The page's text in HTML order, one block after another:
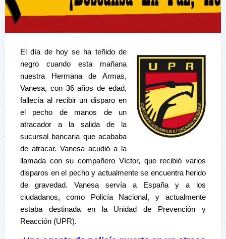
El día de hoy se ha teñido de
negro cuando esta mañana
nuestra Hermana de Armas,
Vanesa, con 36 años de edad,
fallecía al recibir un disparo en
el pecho de manos de un
atracador a la salida de la
sucursal bancaria que acababa
de atracar. Vanesa acudió a la
llamada con su compañero Víctor, que recibió varios
disparos en el pecho y actualmente se encuentra herido
de gravedad. Vanesa servía a España y a los
ciudadanos, como Policía Nacional, y actualmente
estaba destinada en la Unidad de Prevención y
Reacción (UPR).